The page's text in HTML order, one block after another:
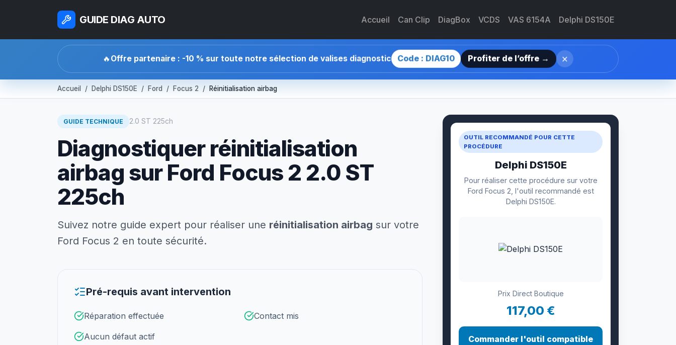
GUIDE DIAG AUTO Accueil Can Clip DiagBox VCDS VAS 6154A Delphi DS150E
🔥 Offre partenaire : -10 % sur toute notre sélection de valises diagnostic Code : DIAG10 Profiter de l’offre → ×
Accueil Delphi DS150E Ford Focus 2 Réinitialisation airbag
GUIDE TECHNIQUE 2.0 ST 225ch
Diagnostiquer réinitialisation
airbag sur Ford Focus 2 2.0 ST
225ch
Suivez notre guide expert pour réaliser une réinitialisation airbag sur votre
Ford Focus 2 en toute sécurité.
Pré-requis avant intervention
Réparation effectuée Contact mis
Aucun défaut actif
OUTIL RECOMMANDÉ POUR CETTE
PROCÉDURE
Delphi DS150E
Pour réaliser cette procédure sur votre
Ford Focus 2, l'outil recommandé est
Delphi DS150E.
Prix Direct Boutique
117,00 €
Commander l'outil compatible